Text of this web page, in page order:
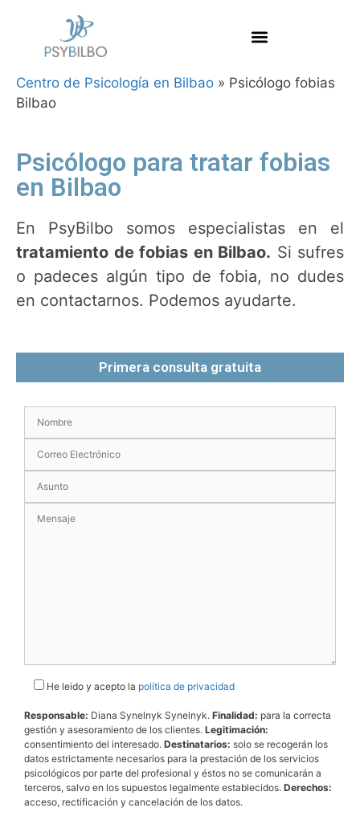
Centro de Psicología en Bilbao » Psicólogo fobias
Bilbao
Psicólogo para tratar fobias
en Bilbao
En PsyBilbo somos especialistas en el
tratamiento de fobias en Bilbao. Si sufres
o padeces algún tipo de fobia, no dudes
en contactarnos. Podemos ayudarte.
Primera consulta gratuita
He leido y acepto la política de privacidad
Responsable: Diana Synelnyk Synelnyk. Finalidad: para la correcta
gestión y asesoramiento de los clientes. Legitimación:
consentimiento del interesado. Destinatarios: solo se recogerán los
datos estrictamente necesarios para la prestación de los servicios
psicológicos por parte del profesional y éstos no se comunicarán a
terceros, salvo en los supuestos legalmente establecidos. Derechos:
acceso, rectificación y cancelación de los datos.